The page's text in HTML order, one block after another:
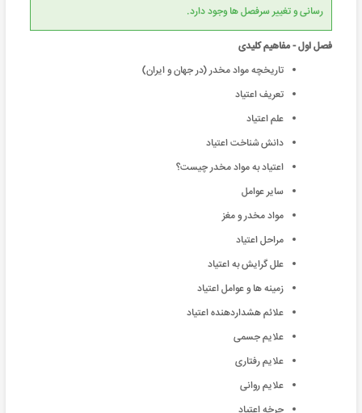
رسانی و تغییر سرفصل ها وجود دارد.
فصل اول - مفاهیم کلیدی
تاريخچه مواد مخدر (در جهان و ايران)
تعریف اعتیاد
علم اعتیاد
دانش شناخت اعتیاد
اعتیاد به مواد مخدر چیست؟
سایر عوامل
مواد مخدر و مغز
مراحل اعتیاد
علل گرایش به اعتیاد
زمینه ها و عوامل اعتیاد
علائم هشداردهنده اعتیاد
علايم جسمی
علايم رفتاری
علايم روانی
چرخه اعتیاد